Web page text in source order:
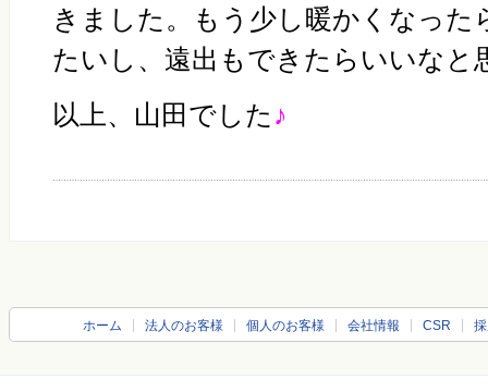
きました。もう少し暖かくなった
たいし、遠出もできたらいいなと
以上、山田でした ♪
ホーム 法人のお客様 個人のお客様 会社情報 CSR